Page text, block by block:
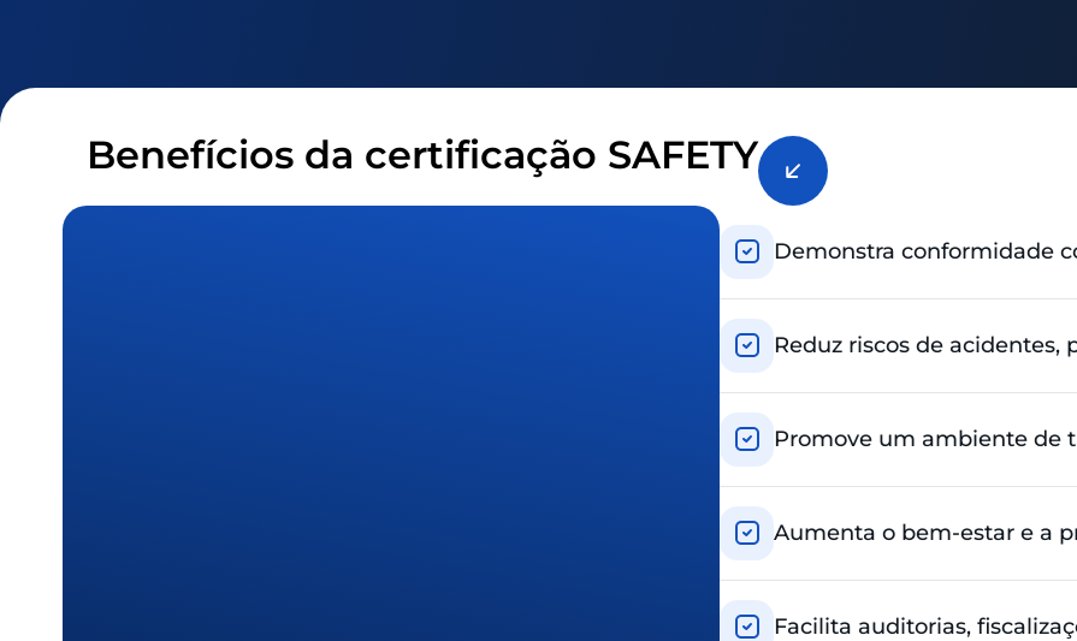
Benefícios da certificação SAFETY
Demonstra conformidade
Reduz riscos de acidentes,
Promove um ambiente de
Aumenta o bem-estar e a
Facilita auditorias,